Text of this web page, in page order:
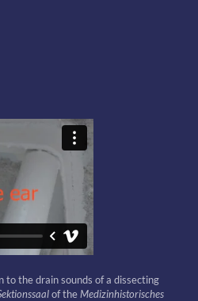
to the drain sounds of a dissecting
of theMedizinhistorisches